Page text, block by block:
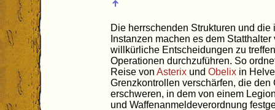
Die herrschenden Strukturen und
Instanzen machen es dem
willkürliche Entscheidungen zu
Operationen durchzuführen. So
Reise von Asterix und Obelix in
Grenzkontrollen verschärfen, die
erschweren, in dem von einem
und Waffenanmeldeverordnung